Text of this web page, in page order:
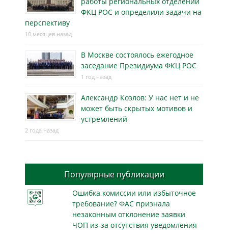
ФКЦ РОС и определили задачи на
перспективу
10 месяцев назад
В Москве состоялось ежегодное
заседание Президиума ФКЦ РОС
1 год назад
Александр Козлов: У нас нет и не
может быть скрытых мотивов и
устремлений
2 года назад
Популярные публикации
Ошибка комиссии или избыточное
требование? ФАС признала
незаконным отклонение заявки
ЧОП из-за отсутствия уведомления